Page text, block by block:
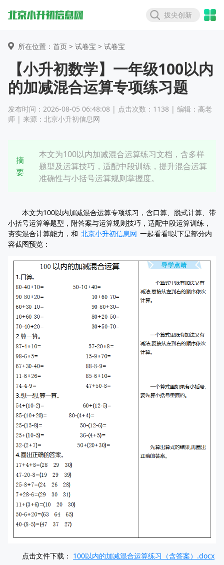
拔尖创新
所在位置：首页 > 试卷宝 > 试卷宝
【小升初数学】一年级100以内
的加减混合运算专项练习题
发布时间：2026-08-05 06:48:08 | 点击次数：1138 | 编辑：高老
师 | 来源：北京小升初信息网
摘
要
本文为100以内加减混合运算练习文档，含多样
题型及运算技巧，适配中段训练，提升混合运算
准确性与小括号运算规则掌握度。
本文为100以内加减混合运算专项练习，含口算、脱式计算、带
小括号运算等题型，附答案与运算规则技巧，适配中段运算训练，
夯实混合计算能力，和 北京小升初信息网 一起看看!以下是部分内
容截图预览：
点击文件下载： 100以内的加减混合运算练习（含答案）.docx